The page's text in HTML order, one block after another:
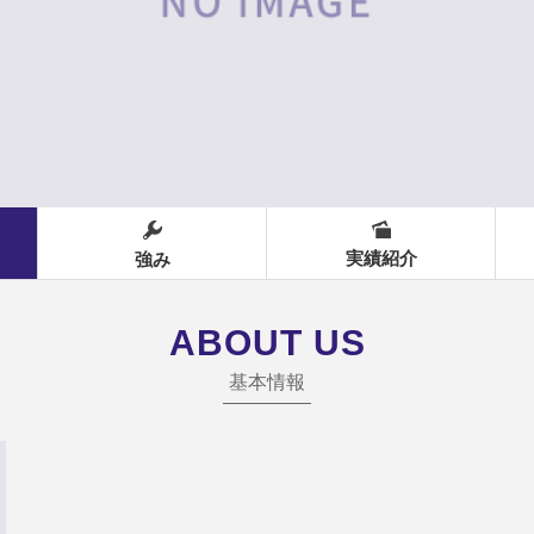
強み 実績紹介
ABOUT US
基本情報